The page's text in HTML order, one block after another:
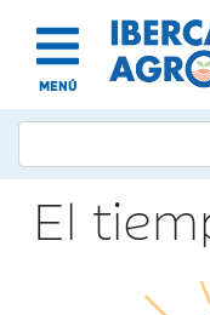
MENÚ
El